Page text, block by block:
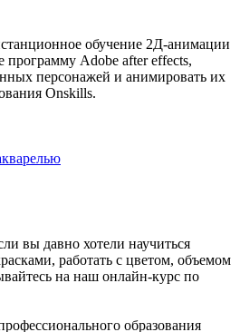
обучение 2Д-анимации
программу Adobe after effects,
персонажей и анимировать их
Onskills.
вы давно хотели научиться
работать с цветом, объемом
на наш онлайн-курс по